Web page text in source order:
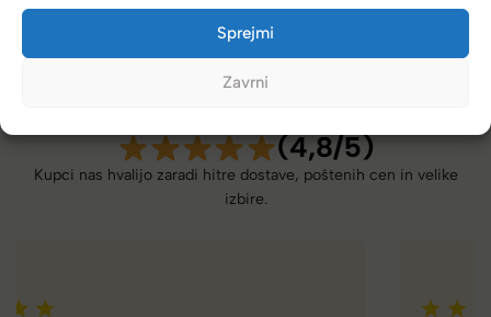
Sprejmi
Zavrni
(4,8/5)
Kupci nas hvalijo zaradi hitre dostave, poštenih cen in velike
izbire.